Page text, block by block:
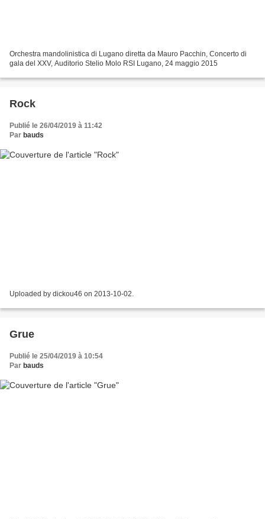
Orchestra mandolinistica di Lugano diretta da Mauro Pacchin, Concerto di
gala del XXV, Auditorio Stelio Molo RSI Lugano, 24 maggio 2015
Rock
Publié le 26/04/2019 à 11:42
Par bauds
Uploaded by dickou46 on 2013-10-02.
Grue
Publié le 25/04/2019 à 10:54
Par bauds